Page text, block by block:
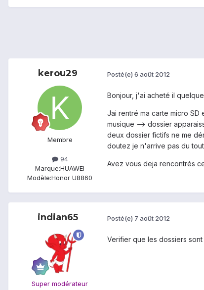
kerou29
Membre
94
Marque:HUAWEI
Modèle:Honor U8860
Posté(e) 6 août 2012
Bonjour, j'ai acheté il
Jai rentré ma carte micro
musique --> dossier
deux dossier fictifs ne me
doutez je n'arrive pas du
Avez vous deja rencontrés
indian65
Super modérateur
Posté(e) 7 août 2012
Verifier que les dossiers